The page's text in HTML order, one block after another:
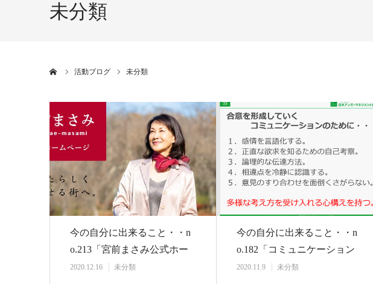
未分類
活動ブログ 未分類
今の自分に出来ること・・n
o.213「宮前まさみ公式ホー
ムページを立…
2020.12.16 未分類
今の自分に出来ること・・n
o.182「コミュニケーション
の多様性を受…
2020.11.9 未分類